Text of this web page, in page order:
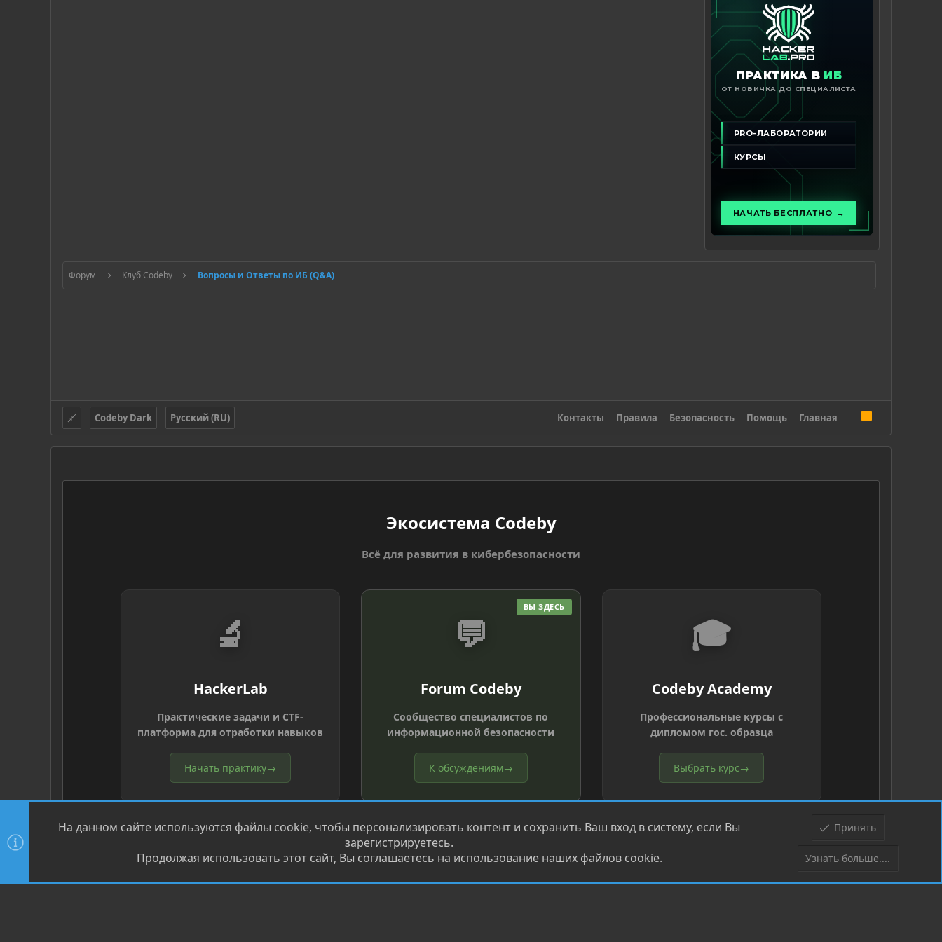
Форум Клуб Codeby Вопросы и Ответы по ИБ (Q&A)
Codeby Dark Русский (RU) Контакты Правила Безопасность Помощь Главная
S
Экосистема Codeby
Всё для развития в кибербезопасности
🔬
HackerLab
Практические задачи и CTF-
платформа для отработки навыков
Начать практику→
ВЫ ЗДЕСЬ
💬
Forum Codeby
Сообщество специалистов по
информационной безопасности
К обсуждениям→
🎓
Codeby Academy
Профессиональные курсы с
дипломом гос. образца
Выбрать курс→
Community platform by XenForo ® © 2010-2026 XenForo Ltd. Перевод от Jumuro® Верх
На данном сайте используются файлы cookie, чтобы персонализировать контент и сохранить Ваш вход в систему, если Вы
зарегистрируетесь.
Продолжая использовать этот сайт, Вы соглашаетесь на использование наших файлов cookie.
Принять
Узнать больше....